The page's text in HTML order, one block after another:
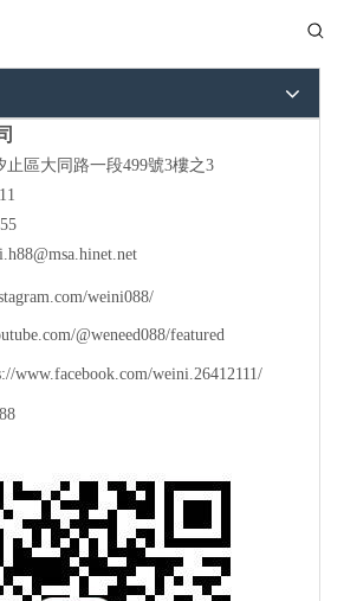
止區大同路一段499號3樓之3
weini088/
@weneed088/featured
www.facebook.com/weini.26412111/